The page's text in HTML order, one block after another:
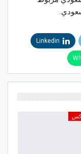
Linkedin